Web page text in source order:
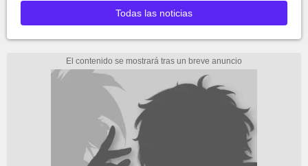
Todas las noticias